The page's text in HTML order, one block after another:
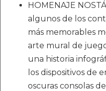
HOMENAJE
algunos de los
más memorables
arte mural de
una historia
los dispositivos de
oscuras consolas